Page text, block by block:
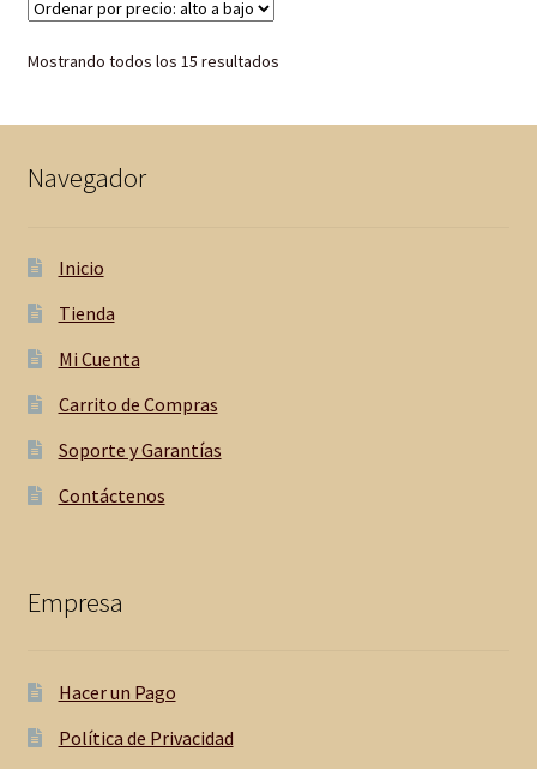
Mostrando todos los 15 resultados
Navegador
Inicio
Tienda
Mi Cuenta
Carrito de Compras
Soporte y Garantías
Contáctenos
Empresa
Hacer un Pago
Política de Privacidad